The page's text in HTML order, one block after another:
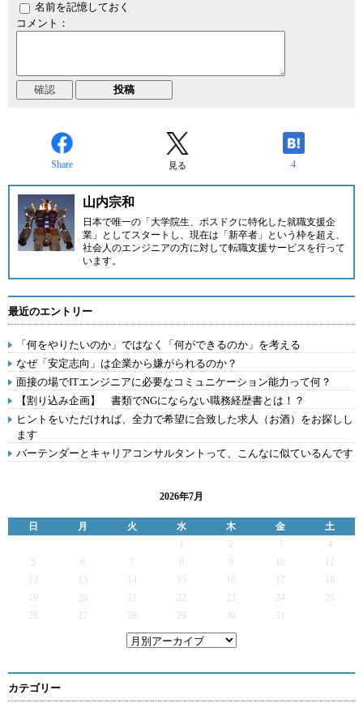
名前を記憶しておく
コメント：
Share 見る 4
山内宗和
日本で唯一の「大学院生、ポスドクに特化した就職支援企
業」としてスタートし、現在は「新卒者」という枠を超え、
社会人のエンジニアの方に対して転職支援サービスを行って
います。
最近のエントリー
「何をやりたいのか」ではなく「何ができるのか」を考える
なぜ「安定志向」は企業から嫌がられるのか？
面接の場でITエンジニアに必要なコミュニケーション能力って何？
【割り込み企画】 書類でNGにならない職務経歴書とは！？
ヒントをいただければ、全力で希望に合致した求人（お酒）をお探しし
ます
バーテンダーとキャリアコンサルタントって、こんなに似ているんです
2026年7月
日 月 火 水 木 金
土
2 3
4
5
6 7 9
12
13 14 15 16 17
19
20 21 22 23 24
25
26
27 28 29 30 31
カテゴリー